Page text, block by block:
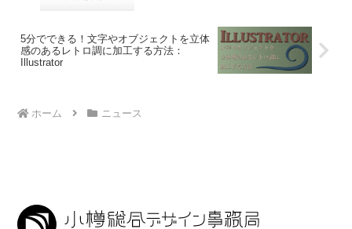
5分でできる！文字やオブジェクトを立体
感のあるレトロ調に加工する方法：
Illustrator
ホーム ニュース